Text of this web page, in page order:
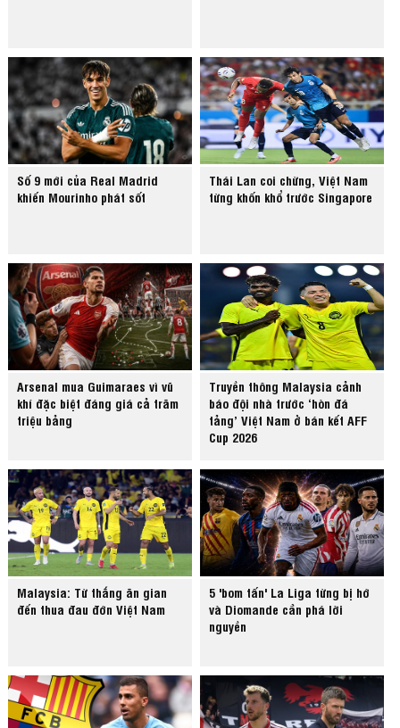
Số 9 mới của Real Madrid
khiến Mourinho phát sốt
Thái Lan coi chừng, Việt Nam
từng khốn khổ trước Singapore
Arsenal mua Guimaraes vì vũ
khí đặc biệt đáng giá cả trăm
triệu bảng
Truyền thông Malaysia cảnh
báo đội nhà trước ‘hòn đá
tảng’ Việt Nam ở bán kết AFF
Cup 2026
Malaysia: Từ thắng ăn gian
đến thua đau đớn Việt Nam
5 'bom tấn' La Liga từng bị hớ
và Diomande cần phá lời
nguyền